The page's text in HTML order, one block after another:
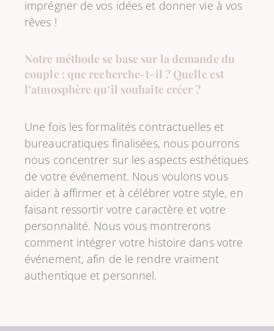
imprégner de vos idées et donner vie à vos
rêves !
Notre méthode se base sur la demande du
couple : que recherche-t-il ? Quelle est
l’atmosphère qu’il souhaite créer ?
Une fois les formalités contractuelles et
bureaucratiques finalisées, nous pourrons
nous concentrer sur les aspects esthétiques
de votre événement. Nous voulons vous
aider à affirmer et à célébrer votre style, en
faisant ressortir votre caractère et votre
personnalité. Nous vous montrerons
comment intégrer votre histoire dans votre
événement, afin de le rendre vraiment
authentique et personnel.